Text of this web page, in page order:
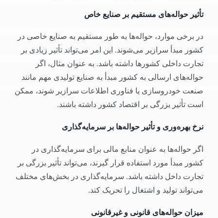
تأثیر حواله‌های مستقیم بر صنایع خاص
در برخی موارد، حواله‌ها به طور مستقیم به صنایع خاصی در
کشور مبدأ سرازیر می‌شوند. این امر می‌تواند تأثیر زیادی بر
تجارت داخلی کشورها داشته باشد. به عنوان مثال، اگر
حواله‌های ارسالی به کشور مبدأ به صنایع تولیدی مهم مانند
صنعت خودروسازی یا فناوری اطلاعات سرازیر شوند، ممکن
است تأثیر بزرگی بر اقتصاد کشور داشته باشند.
نرخ بهره‌وری و تأثیر حواله‌ها بر سرمایه‌گذاری
اگر حواله‌ها به عنوان منابع مالی برای سرمایه‌گذاری در
کشور مبدأ مورد استفاده قرار گیرند، می‌تواند تأثیر بزرگی بر
تجارت داخل داشته باشد. سرمایه‌گذاری در بخش‌های مختلف
می‌تواند تولید و اشتغال را تحریک کند.
میزان حواله‌های قانونی و غیرقانونی